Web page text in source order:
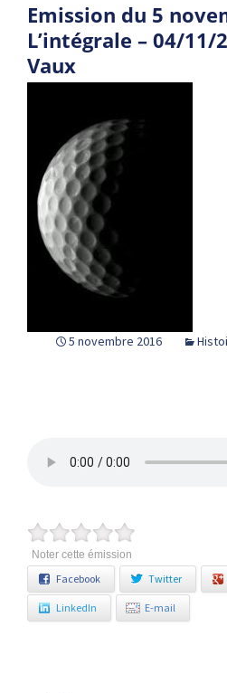
Emission du 5
L’intégrale – 04/11/
Vaux
5 novembre 2016
Noter cette émission
Facebook Twitter
LinkedIn E-mail